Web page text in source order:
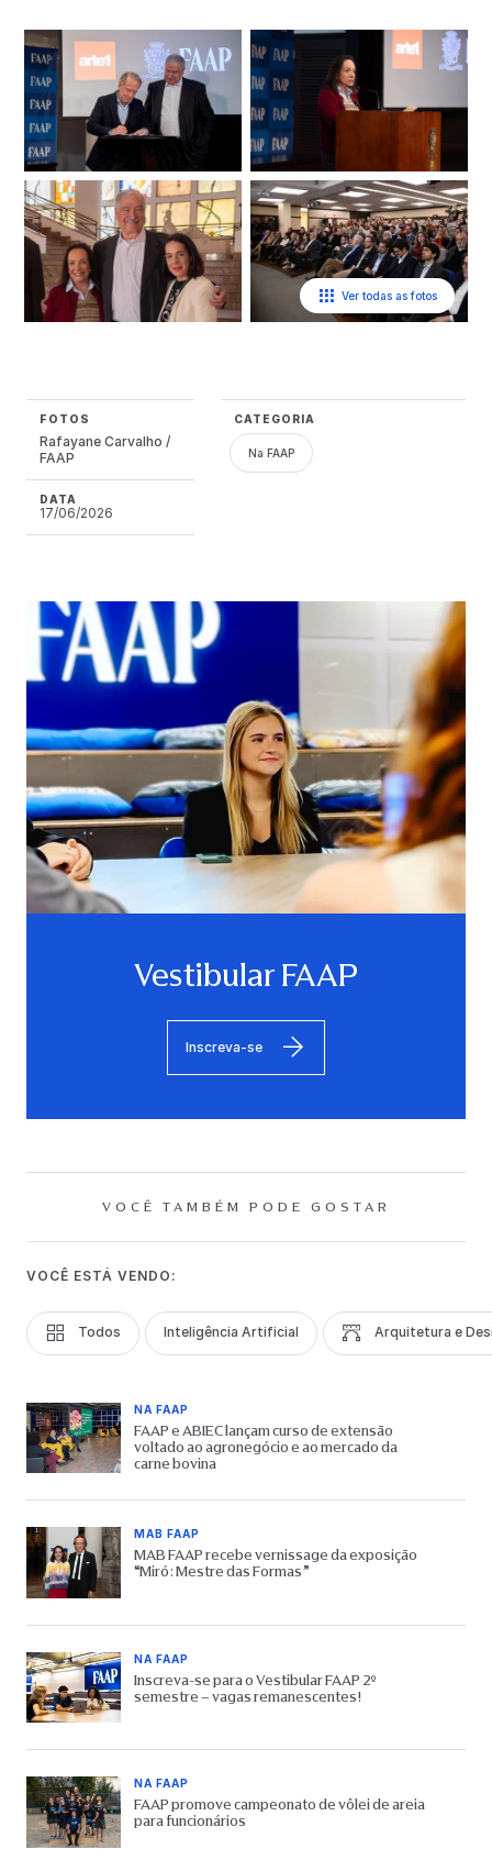
Ver todas as fotos
FOTOS
Rafayane Carvalho /
FAAP
DATA
17/06/2026
CATEGORIA
Na FAAP
Vestibular FAAP
Inscreva-se
VOCÊ TAMBÉM PODE GOSTAR
VOCÊ ESTÁ VENDO:
Todos Inteligência Artificial Arquitetura e
NA FAAP
FAAP e ABIEC lançam curso de extensão
voltado ao agronegócio e ao mercado da
carne bovina
MAB FAAP
MAB FAAP recebe vernissage da exposição
“Miró: Mestre das Formas”
NA FAAP
Inscreva-se para o Vestibular FAAP 2º
semestre – vagas remanescentes!
NA FAAP
FAAP promove campeonato de vôlei de areia
para funcionários